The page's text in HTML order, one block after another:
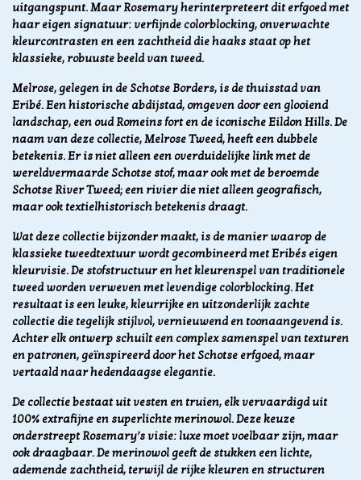
uitgangspunt. Maar Rosemary herinterpreteert dit erfgoed met
haar eigen signatuur: verfijnde colorblocking, onverwachte
kleurcontrasten en een zachtheid die haaks staat op het
klassieke, robuuste beeld van tweed.
Melrose, gelegen in de Schotse Borders, is de thuisstad van
Eribé. Een historische abdijstad, omgeven door een glooiend
landschap, een oud Romeins fort en de iconische Eildon Hills. De
naam van deze collectie, Melrose Tweed, heeft een dubbele
betekenis. Er is niet alleen een overduidelijke link met de
wereldvermaarde Schotse stof, maar ook met de beroemde
Schotse River Tweed; een rivier die niet alleen geografisch,
maar ook textielhistorisch betekenis draagt.
Wat deze collectie bijzonder maakt, is de manier waarop de
klassieke tweedtextuur wordt gecombineerd met Eribés eigen
kleurvisie. De stofstructuur en het kleurenspel van traditionele
tweed worden verweven met levendige colorblocking. Het
resultaat is een leuke, kleurrijke en uitzonderlijk zachte
collectie die tegelijk stijlvol, vernieuwend en toonaangevend is.
Achter elk ontwerp schuilt een complex samenspel van texturen
en patronen, geïnspireerd door het Schotse erfgoed, maar
vertaald naar hedendaagse elegantie.
De collectie bestaat uit vesten en truien, elk vervaardigd uit
100% extrafijne en superlichte merinowol. Deze keuze
onderstreept Rosemary’s visie: luxe moet voelbaar zijn, maar
ook draagbaar. De merinowol geeft de stukken een lichte,
ademende zachtheid, terwijl de rijke kleuren en structuren